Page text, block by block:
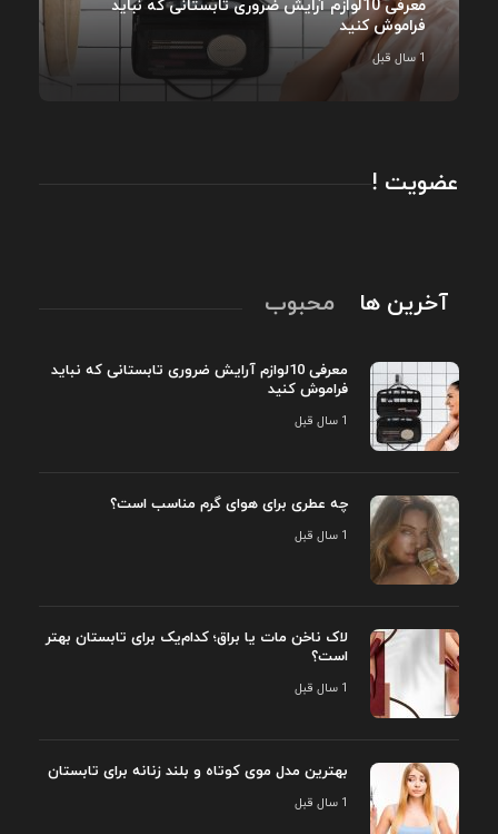
معرفی 10لوازم آرایش ضروری تابستانی که نباید
فراموش کنید
1 سال قبل
عضویت !
آخرین ها محبوب
معرفی 10لوازم آرایش ضروری تابستانی که نباید
فراموش کنید
1 سال قبل
چه عطری برای هوای گرم مناسب است؟
1 سال قبل
لاک ناخن مات یا براق؛ کدام‌یک برای تابستان بهتر
است؟
1 سال قبل
بهترین مدل موی کوتاه و بلند زنانه برای تابستان
1 سال قبل